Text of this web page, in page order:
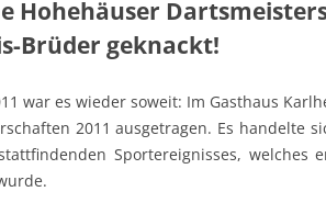
Hohehäuser
Brüder geknackt!
war es wieder soweit: Im Gasthaus
2011 ausgetragen. Es handelte
Sportereignisses, welches